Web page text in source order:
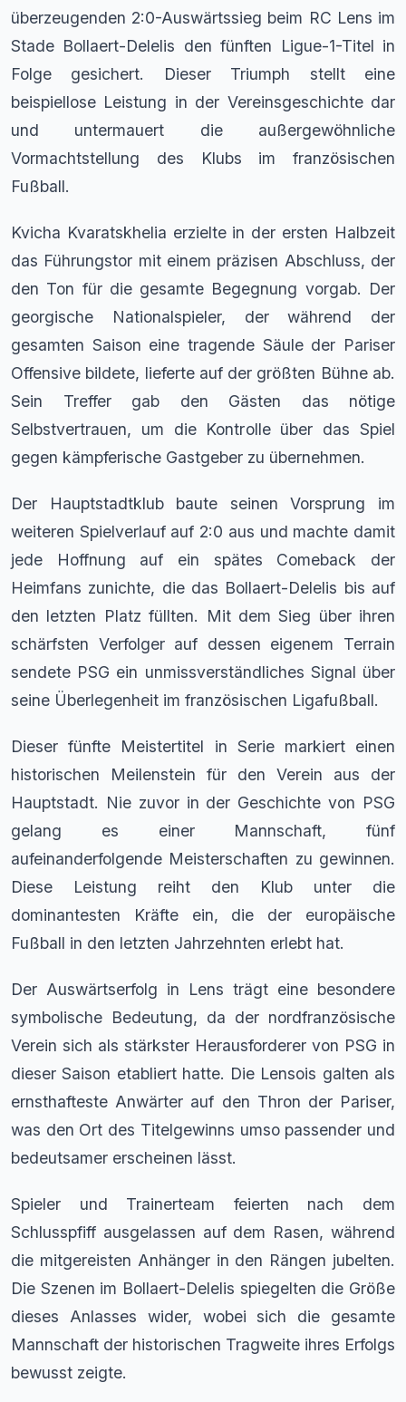
überzeugenden 2:0-Auswärtssieg beim RC Lens im
Stade Bollaert-Delelis den fünften Ligue-1-Titel in
Folge gesichert. Dieser Triumph stellt eine
beispiellose Leistung in der Vereinsgeschichte dar
und untermauert die außergewöhnliche
Vormachtstellung des Klubs im französischen
Fußball.
Kvicha Kvaratskhelia erzielte in der ersten Halbzeit
das Führungstor mit einem präzisen Abschluss, der
den Ton für die gesamte Begegnung vorgab. Der
georgische Nationalspieler, der während der
gesamten Saison eine tragende Säule der Pariser
Offensive bildete, lieferte auf der größten Bühne ab.
Sein Treffer gab den Gästen das nötige
Selbstvertrauen, um die Kontrolle über das Spiel
gegen kämpferische Gastgeber zu übernehmen.
Der Hauptstadtklub baute seinen Vorsprung im
weiteren Spielverlauf auf 2:0 aus und machte damit
jede Hoffnung auf ein spätes Comeback der
Heimfans zunichte, die das Bollaert-Delelis bis auf
den letzten Platz füllten. Mit dem Sieg über ihren
schärfsten Verfolger auf dessen eigenem Terrain
sendete PSG ein unmissverständliches Signal über
seine Überlegenheit im französischen Ligafußball.
Dieser fünfte Meistertitel in Serie markiert einen
historischen Meilenstein für den Verein aus der
Hauptstadt. Nie zuvor in der Geschichte von PSG
gelang es einer Mannschaft, fünf
aufeinanderfolgende Meisterschaften zu gewinnen.
Diese Leistung reiht den Klub unter die
dominantesten Kräfte ein, die der europäische
Fußball in den letzten Jahrzehnten erlebt hat.
Der Auswärtserfolg in Lens trägt eine besondere
symbolische Bedeutung, da der nordfranzösische
Verein sich als stärkster Herausforderer von PSG in
dieser Saison etabliert hatte. Die Lensois galten als
ernsthafteste Anwärter auf den Thron der Pariser,
was den Ort des Titelgewinns umso passender und
bedeutsamer erscheinen lässt.
Spieler und Trainerteam feierten nach dem
Schlusspfiff ausgelassen auf dem Rasen, während
die mitgereisten Anhänger in den Rängen jubelten.
Die Szenen im Bollaert-Delelis spiegelten die Größe
dieses Anlasses wider, wobei sich die gesamte
Mannschaft der historischen Tragweite ihres Erfolgs
bewusst zeigte.